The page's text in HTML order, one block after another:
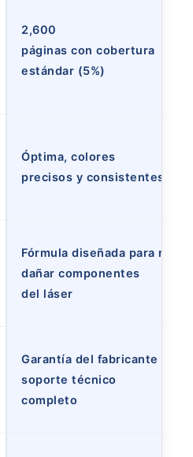
2,600
páginas con cobertura
estándar (5%)
Óptima, colores
precisos y consistentes
Fórmula diseñada para no
dañar componentes
del láser
Garantía del fabricante y
soporte técnico
completo